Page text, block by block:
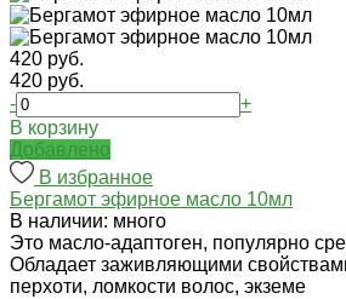
420 руб.
420 руб.
-
+
В корзину
Добавлено
В избранное
Бергамот эфирное масло 10мл
В наличии: много
Это масло-адаптоген, популярно
Обладает заживляющими
перхоти, ломкости волос, экземе